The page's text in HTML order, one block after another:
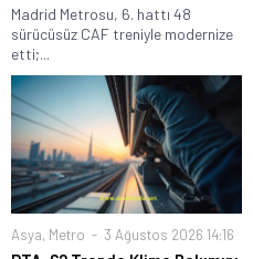
Madrid Metrosu, 6. hattı 48
sürücüsüz CAF treniyle modernize
etti;...
Asya, Metro 3 Ağustos 2026 14:16